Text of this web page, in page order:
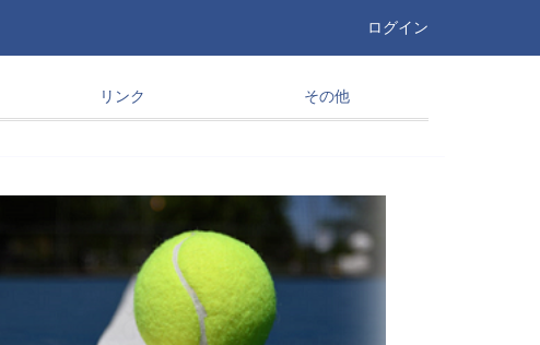
ログイン
リンク その他